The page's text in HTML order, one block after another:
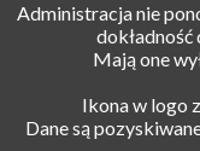
Administracja nie
dokładność
Mają one
Ikona w logo
Dane są